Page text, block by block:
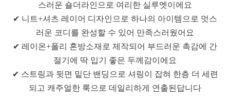
스러운 숄더라인으로 여리한 실루엣이에요
✔ 니트+셔츠 레이어 디자인으로 하나의 아이템으로 멋스
러운 코디를 완성할 수 있어 만족스러웠어요
✔ 레이온+폴리 혼방소재로 제작되어 부드러운 촉감에 간
절기에 딱 입기 좋은 두께감이에요
✔ 스트링과 뒷면 밑단 밴딩으로 셔링이 잡혀 한층 더 세련
되고 캐주얼한 룩으로 데일리하게 연출된답니다